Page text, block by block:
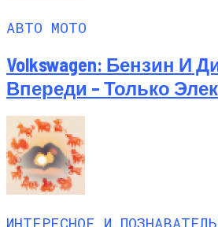
АВТО МОТО
Volkswagen: Бензин И
Впереди – Только
ИНТЕРЕСНОЕ И